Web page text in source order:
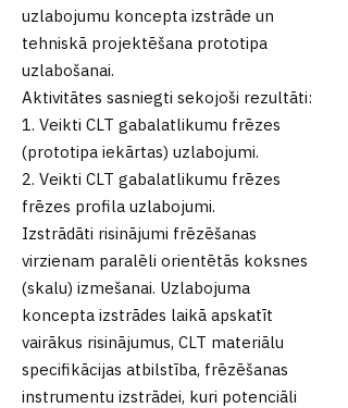
uzlabojumu koncepta izstrāde un
tehniskā projektēšana prototipa
uzlabošanai.
Aktivitātes sasniegti sekojoši rezultāti:
1. Veikti CLT gabalatlikumu frēzes
(prototipa iekārtas) uzlabojumi.
2. Veikti CLT gabalatlikumu frēzes
frēzes profila uzlabojumi.
Izstrādāti risinājumi frēzēšanas
virzienam paralēli orientētās koksnes
(skalu) izmešanai. Uzlabojuma
koncepta izstrādes laikā apskatīt
vairākus risinājumus, CLT materiālu
specifikācijas atbilstība, frēzēšanas
instrumentu izstrādei, kuri potenciāli